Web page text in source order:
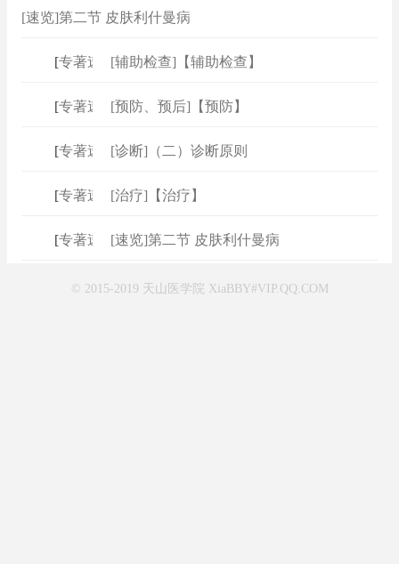
[速览]第二节 皮肤利什曼病
专著速查 ]
[辅助检查]【辅助检查】
专著速查 ]
[预防、预后]【预防】
专著速查 ]
[诊断]（二）诊断原则
专著速查 ]
[治疗]【治疗】
专著速查 ]
[速览]第二节 皮肤利什曼病
© 2015-2019 天山医学院 XiaBBY#VIP.QQ.COM